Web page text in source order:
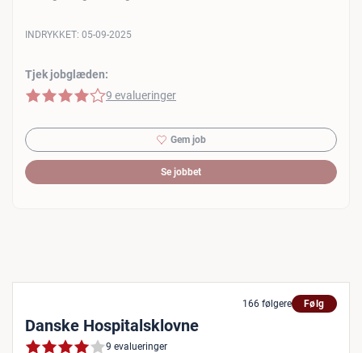
Tjek jobglæden:
4 af 5 stjerner
9 evalueringer
INDRYKKET: 05-09-2025
Gem job
Se jobbet
166 følgere Følg
Danske Hospitalsklovne
9 evalueringer